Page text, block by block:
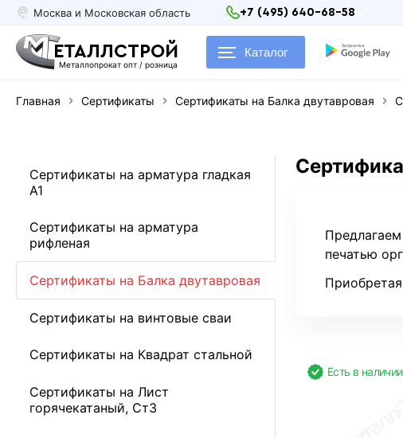
Москва и Московская область +7 (495) 640-68-58
ЕТАЛЛСТРОЙ
Металлопрокат опт / розница
Каталог
Главная Сертификаты Сертификаты на Балка двутавровая
Сертификаты на арматура гладкая
А1
Сертификаты на арматура
рифленая
Сертификаты на Балка двутавровая
Сертификаты на винтовые сваи
Сертификаты на Квадрат стальной
Сертификаты на Лист
горячекатаный, Ст3
печатью
Есть в наличии